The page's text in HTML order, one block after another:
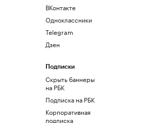
ВКонтакте
Одноклассники
Telegram
Дзен
Подписки
Скрыть баннеры
на РБК
Подписка на РБК
Корпоративная
подписка